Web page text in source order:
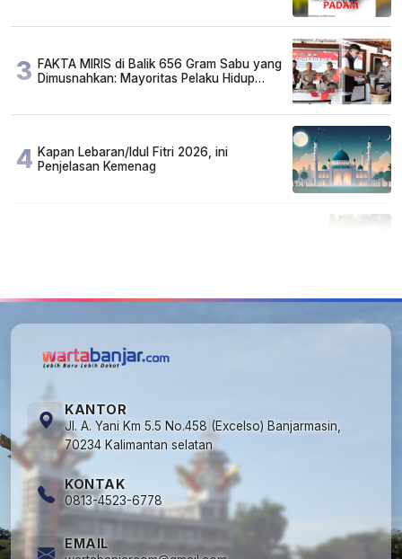
3 FAKTA MIRIS di Balik 656 Gram Sabu yang
Dimusnahkan: Mayoritas Pelaku Hidup
4 Kapan Lebaran/Idul Fitri 2026, ini
Penjelasan Kemenag
KANTOR
Jl. A. Yani Km 5.5 No.458 (Excelso) Banjarmasin,
70234 Kalimantan selatan
KONTAK
0813-4523-6778
EMAIL